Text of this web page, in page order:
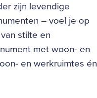
zijn levendige
– voel je op
stilte en
met woon- en
en werkruimtes én